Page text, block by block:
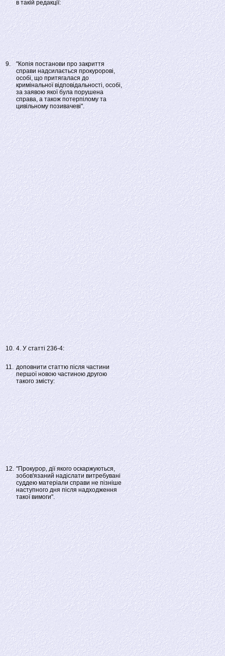
в такій редакції:
9.
"Копія постанови про закриття
справи надсилається прокуророві,
особі, що притягалася до
кримінальної відповідальності, особі,
за заявою якої була порушена
справа, а також потерпілому та
цивільному позивачеві".
10. 4. У статті 236-4:
11. доповнити статтю після частини
першої новою частиною другою
такого змісту:
12. "Прокурор, дії якого оскаржуються,
зобов'язаний надіслати витребувані
суддею матеріали справи не пізніше
наступного дня після надходження
такої вимоги".